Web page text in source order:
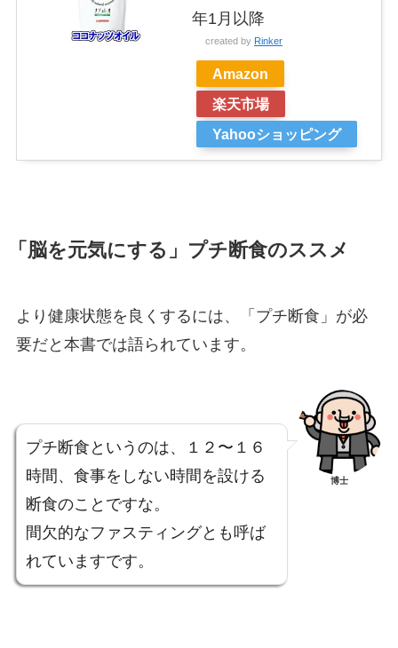
年1月以降
created by Rinker
Amazon
楽天市場
Yahooショッピング
「脳を元気にする」プチ断食のススメ
より健康状態を良くするには、
「プチ断食」が必
要だと本書では語られています。
プチ断食というのは、１２〜１６
時間、食事をしない時間を設ける
断食のことですな。
間欠的なファスティングとも呼ば
れていますです。
博士